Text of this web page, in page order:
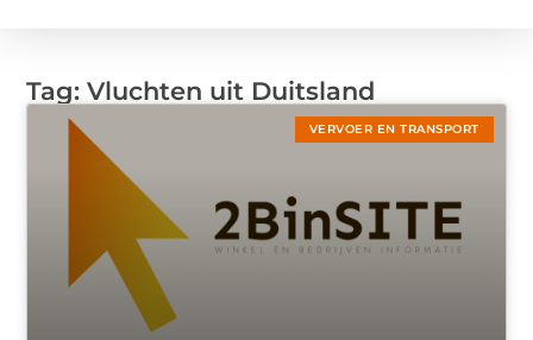
Tag: Vluchten uit Duitsland
VERVOER EN TRANSPORT